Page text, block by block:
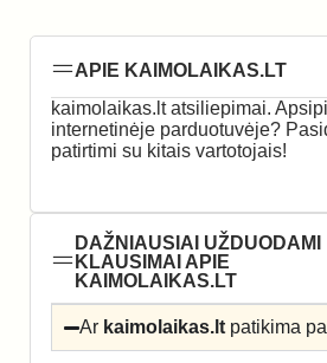
APIE KAIMOLAIKAS.LT
kaimolaikas.lt atsiliepimai.
internetinėje parduotuvėje?
patirtimi su kitais vartotojais!
DAŽNIAUSIAI UŽDUODAMI
KLAUSIMAI APIE
KAIMOLAIKAS.LT
Ar kaimolaikas.lt patikima